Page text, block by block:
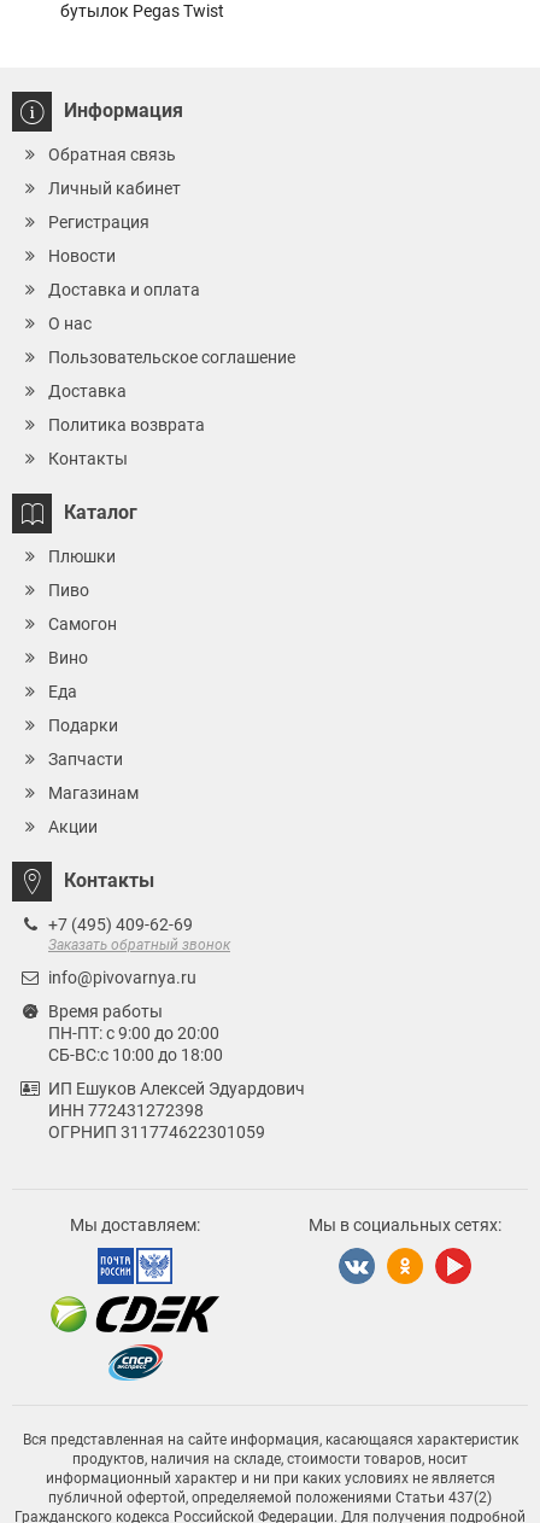
бутылок Pegas Twist
Информация
Обратная связь
Личный кабинет
Регистрация
Новости
Доставка и оплата
О нас
Пользовательское соглашение
Доставка
Политика возврата
Контакты
Каталог
Плюшки
Пиво
Самогон
Вино
Еда
Подарки
Запчасти
Магазинам
Акции
Контакты
+7 (495) 409-62-69
Заказать обратный звонок
info@pivovarnya.ru
Время работы
ПН-ПТ: с 9:00 до 20:00
СБ-ВС:с 10:00 до 18:00
ИП Ешуков Алексей Эдуардович
ИНН 772431272398
ОГРНИП 311774622301059
Мы доставляем: Мы в социальных сетях:
Вся представленная на сайте информация, касающаяся характеристик
продуктов, наличия на складе, стоимости товаров, носит
информационный характер и ни при каких условиях не является
публичной офертой, определяемой положениями Статьи 437(2)
Гражданского кодекса Российской Федерации. Для получения подробной